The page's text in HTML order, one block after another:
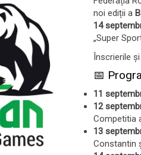
noi ediții a
14
„Super
Înscrierile
📅
11
12
Competitia
13
Constantin